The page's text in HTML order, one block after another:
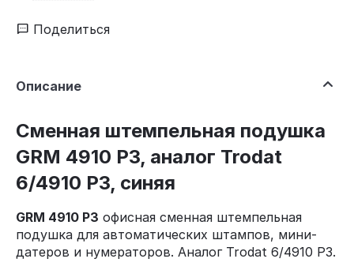
Поделиться
Описание
Сменная штемпельная подушка
GRM 4910 P3, аналог Trodat
6/4910 P3, синяя
GRM 4910 P3 офисная сменная штемпельная
подушка для автоматических штампов, мини-
датеров и нумераторов. Аналог Trodat 6/4910 P3.